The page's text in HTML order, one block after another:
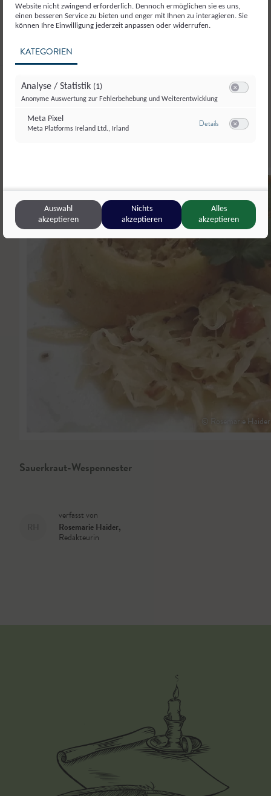
Liken
WeitereHauptspeisen
© Rosemarie Haider
Sauerkraut-Wespennester
verfasst von
Rosemarie Haider,
Redakteurin
Website nicht zwingend erforderlich. Dennoch ermöglichen sie es uns,
einen besseren Service zu bieten und enger mit Ihnen zu interagieren. Sie
können Ihre Einwilligung jederzeit anpassen oder widerrufen.
KATEGORIEN
Analyse / Statistik (1)
Anonyme Auswertung zur Fehlerbehebung und Weiterentwicklung
Meta Pixel
Meta Platforms Ireland Ltd., Irland
Detailszu Meta Pixel
Auswahl
akzeptieren
Nichts
akzeptieren
Alles
akzeptieren